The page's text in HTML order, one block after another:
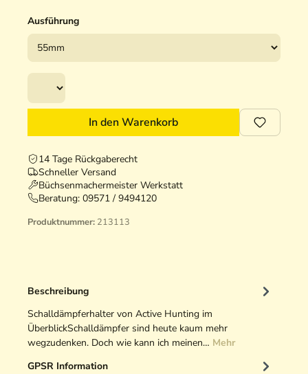
Ausführung
In den Warenkorb
14 Tage Rückgaberecht
Schneller Versand
Büchsenmachermeister Werkstatt
Beratung: 09571 / 9494120
Produktnummer: 213113
Beschreibung
Schalldämpferhalter von Active Hunting im
ÜberblickSchalldämpfer sind heute kaum mehr
wegzudenken. Doch wie kann ich meinen… Mehr
GPSR Information